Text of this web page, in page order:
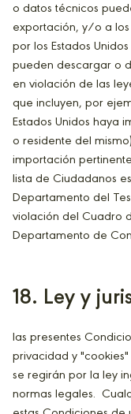
o datos técnicos
exportación, y/o a
por los Estados
pueden descargar o
en violación de las
que incluyen, por
Estados Unidos haya
o residente del
importación
lista de Ciudadanos
Departamento del
violación del Cuadro
Departamento de
18. Ley y
las presentes
privacidad y
se regirán por la ley
normas legales.